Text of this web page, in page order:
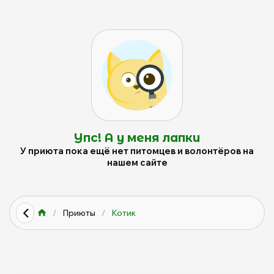
Упс! А у меня лапки
У приюта пока ещё нет питомцев и волонтёров на
нашем сайте
/ Приюты / Котик